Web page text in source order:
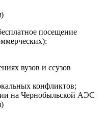
посещение
вузов и ссузов
конфликтов;
на Чернобыльской АЭС